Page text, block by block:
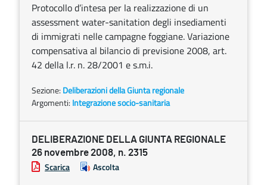
Protocollo d’intesa per la realizzazione di un
assessment water-sanitation degli insediamenti
di immigrati nelle campagne foggiane. Variazione
compensativa al bilancio di previsione 2008, art.
42 della l.r. n. 28/2001 e s.m.i.
Sezione: Deliberazioni della Giunta regionale
Argomenti: Integrazione socio-sanitaria
DELIBERAZIONE DELLA GIUNTA REGIONALE
26 novembre 2008, n. 2315
Scarica Ascolta